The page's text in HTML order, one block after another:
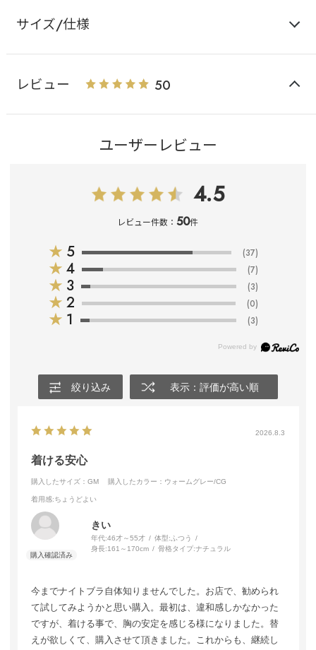
サイズ/仕様
レビュー 50
ユーザーレビュー
4.5
レビュー件数：50件
★ 5 (37)
★ 4 (7)
★ 3 (3)
★ 2 (0)
★ 1 (3)
絞り込み 表示：評価が高い順
2026.8.3
着ける安心
購入したサイズ：GM 購入したカラー：ウォームグレー/CG
着用感:ちょうどよい
きい
年代:46才～55才 体型:ふつう
身長:161～170cm 骨格タイプ:ナチュラル
今までナイトブラ自体知りませんでした。お店で、勧められ
て試してみようかと思い購入。最初は、違和感しかなかった
ですが、着ける事で、胸の安定を感じる様になりました。替
えが欲しくて、購入させて頂きました。これからも、継続し